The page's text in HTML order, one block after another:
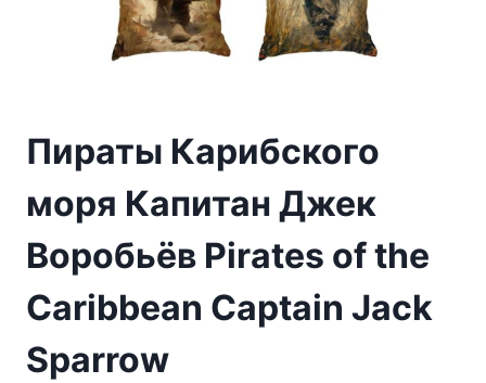
Пираты Карибского
моря Капитан Джек
Воробьёв Pirates of the
Caribbean Captain Jack
Sparrow